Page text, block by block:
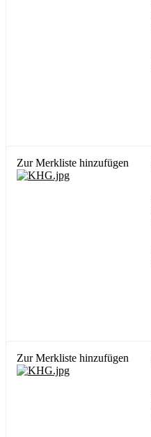
Zur Merkliste hinzufügen
Zur Merkliste hinzufügen